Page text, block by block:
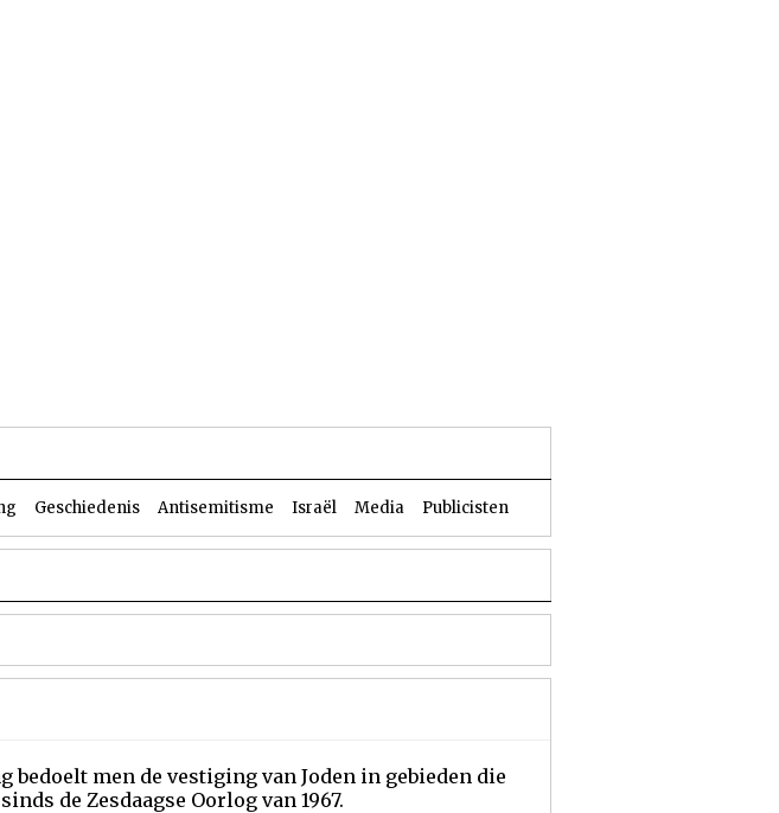
Geschiedenis Antisemitisme Israël Media Publicisten
men de vestiging van Joden in gebieden die
de Zesdaagse Oorlog van 1967.